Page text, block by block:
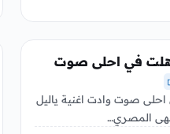
في احلى صوت
صوت وادت اغنية ياليل
سهى المصري…